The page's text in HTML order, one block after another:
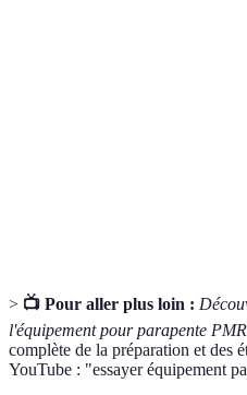
> 📺 Pour aller plus loin :
l'équipement pour parapente
complète de la préparation et des
YouTube : "essayer équipement